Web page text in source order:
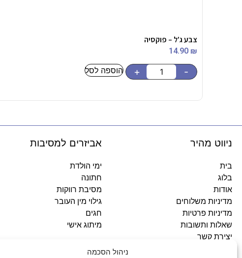
ניהול הסכמה
צבע ג'ל – פוקסיה
14.90 ₪
-
+ הוספה לסל
ניווט מהיר
בית
בלוג
אודות
מדיניות משלוחים
מדיניות פרטיות
שאלות ותשובות
יצירת קשר
אביזרים למסיבות
ימי הולדת
חתונה
מסיבת רווקות
גילוי מין העובר
חגים
מיתוג אישי